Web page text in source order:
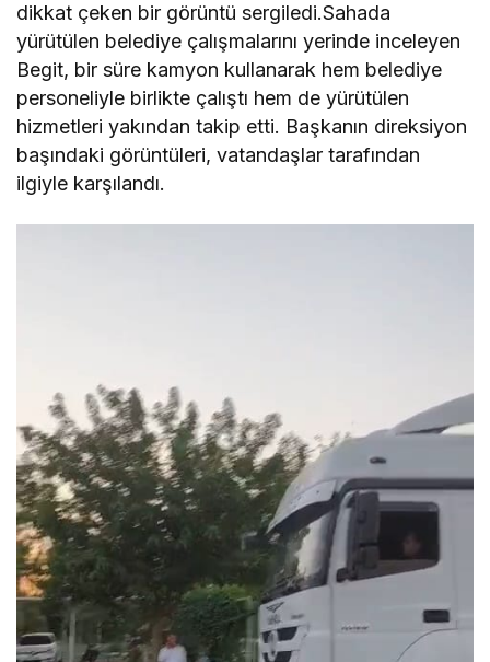
dikkat çeken bir görüntü sergiledi.Sahada
yürütülen belediye çalışmalarını yerinde inceleyen
Begit, bir süre kamyon kullanarak hem belediye
personeliyle birlikte çalıştı hem de yürütülen
hizmetleri yakından takip etti. Başkanın direksiyon
başındaki görüntüleri, vatandaşlar tarafından
ilgiyle karşılandı.